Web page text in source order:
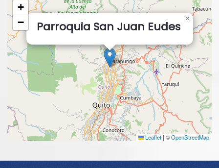
Parroquia San Juan Eudes
×
+
−
Leaflet | ©OpenStreetMap